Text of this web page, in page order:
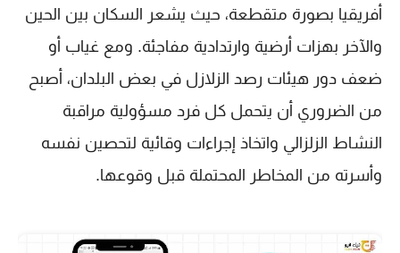
أفريقيا بصورة متقطعة، حيث يشعر السكان بين الحين
والآخر بهزات أرضية وارتدادية مفاجئة. ومع غياب أو
ضعف دور هيئات رصد الزلازل في بعض البلدان، أصبح
من الضروري أن يتحمل كل فرد مسؤولية مراقبة
النشاط الزلزالي واتخاذ إجراءات وقائية لتحصين نفسه
وأسرته من المخاطر المحتملة قبل وقوعها.